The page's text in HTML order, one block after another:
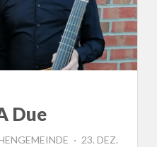
Due
POSTED
23. DEZ.